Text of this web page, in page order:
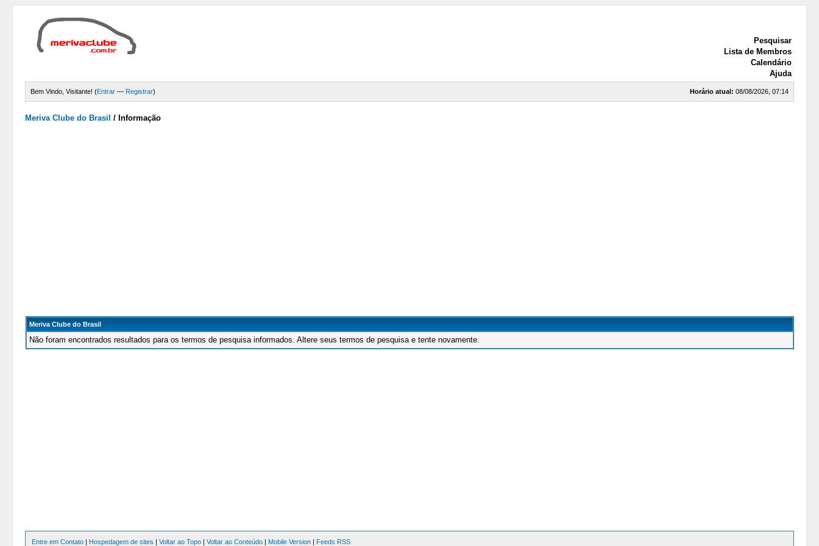
Pesquisar
Lista de Membros
Calendário
Ajuda
Horário atual: 08/08/2026, 07:14
Bem Vindo, Visitante! (Entrar — Registrar)
Meriva Clube do Brasil / Informação
Meriva Clube do Brasil
Não foram encontrados resultados para os termos de pesquisa informados. Altere seus termos de pesquisa e tente novamente.
Entre em Contato | Hospedagem de sites |Voltar ao Topo |Voltar ao Conteúdo | Mobile Version | Feeds RSS